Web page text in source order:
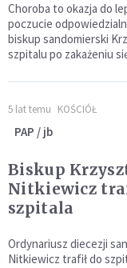
Choroba to okazja do
poczucie
biskup sandomierski
szpitalu po zakażeniu
5 lat temu KOŚCIÓŁ
PAP / jb
Biskup
Nitkiewicz
szpitala
Ordynariusz diecezji
Nitkiewicz trafił do